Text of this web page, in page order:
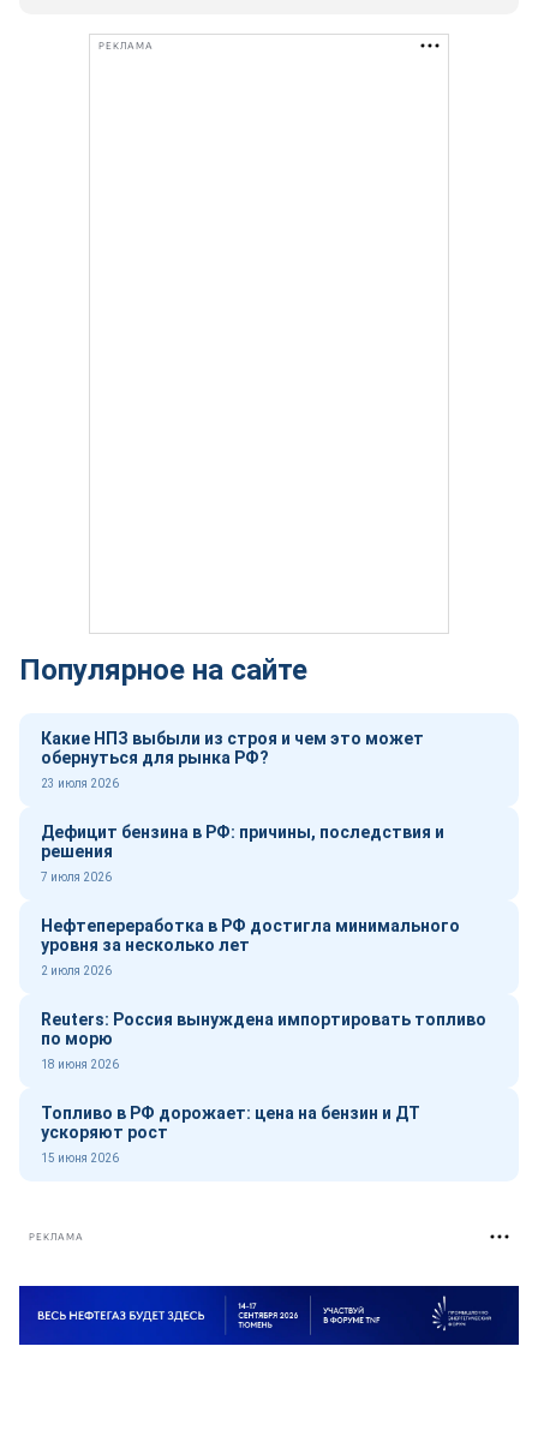
РЕКЛАМА
Популярное на сайте
Какие НПЗ выбыли из строя и чем это может
обернуться для рынка РФ?
23 июля 2026
Дефицит бензина в РФ: причины, последствия и
решения
7 июля 2026
Нефтепереработка в РФ достигла минимального
уровня за несколько лет
2 июля 2026
Reuters: Россия вынуждена импортировать топливо
по морю
18 июня 2026
Топливо в РФ дорожает: цена на бензин и ДТ
ускоряют рост
15 июня 2026
РЕКЛАМА